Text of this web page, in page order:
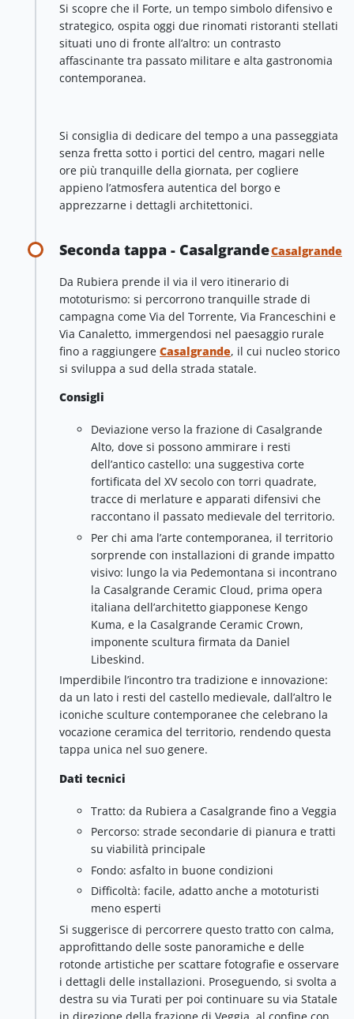
Si scopre che il Forte, un tempo simbolo difensivo e
strategico, ospita oggi due rinomati ristoranti stellati
situati uno di fronte all’altro: un contrasto
affascinante tra passato militare e alta gastronomia
contemporanea.
Si consiglia di dedicare del tempo a una passeggiata
senza fretta sotto i portici del centro, magari nelle
ore più tranquille della giornata, per cogliere
appieno l’atmosfera autentica del borgo e
apprezzarne i dettagli architettonici.
Seconda tappa - CasalgrandeCasalgrande
Da Rubiera prende il via il vero itinerario di
mototurismo: si percorrono tranquille strade di
campagna come Via del Torrente, Via Franceschini e
Via Canaletto, immergendosi nel paesaggio rurale
fino a raggiungere Casalgrande, il cui nucleo storico
si sviluppa a sud della strada statale.
Consigli
Deviazione verso la frazione di Casalgrande
Alto, dove si possono ammirare i resti
dell’antico castello: una suggestiva corte
fortificata del XV secolo con torri quadrate,
tracce di merlature e apparati difensivi che
raccontano il passato medievale del territorio.
Per chi ama l’arte contemporanea, il territorio
sorprende con installazioni di grande impatto
visivo: lungo la via Pedemontana si incontrano
la Casalgrande Ceramic Cloud, prima opera
italiana dell’architetto giapponese Kengo
Kuma, e la Casalgrande Ceramic Crown,
imponente scultura firmata da Daniel
Libeskind.
Imperdibile l’incontro tra tradizione e innovazione:
da un lato i resti del castello medievale, dall’altro le
iconiche sculture contemporanee che celebrano la
vocazione ceramica del territorio, rendendo questa
tappa unica nel suo genere.
Dati tecnici
Tratto: da Rubiera a Casalgrande fino a Veggia
Percorso: strade secondarie di pianura e tratti
su viabilità principale
Fondo: asfalto in buone condizioni
Difficoltà: facile, adatto anche a mototuristi
meno esperti
Si suggerisce di percorrere questo tratto con calma,
approfittando delle soste panoramiche e delle
rotonde artistiche per scattare fotografie e osservare
i dettagli delle installazioni. Proseguendo, si svolta a
destra su via Turati per poi continuare su via Statale